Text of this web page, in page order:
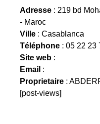
Adresse : 219 bd
- Maroc
Ville : Casablanca
Téléphone : 05 22 23
Site web :
Email :
Proprietaire :
[post-views]